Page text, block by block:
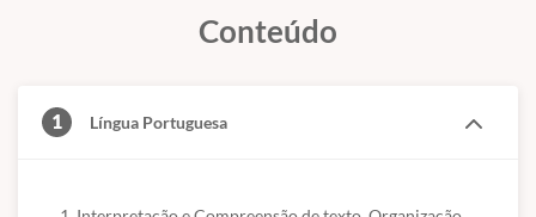
Conteúdo
1 Língua Portuguesa